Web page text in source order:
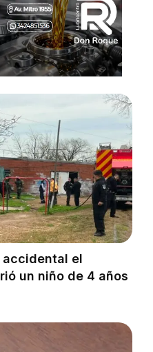
accidental el
un niño de 4 años